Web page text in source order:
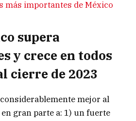
más importantes de México
supera
y crece en todos
cierre de 2023
mejor al
en gran parte a: 1) un fuerte